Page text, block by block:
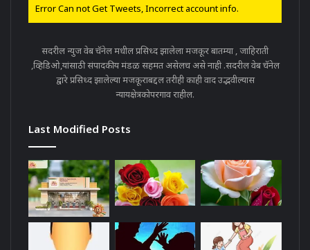
Error Can not Get Tweets, Incorrect account info.
सदरील न्युज वेब चॅनेल मधील प्रसिध्द झालेला मजकूर बातम्या , जाहिराती
,व्हिडिओ,यांसाठी संपादकीय मंडळ सहमत असेलच असे नाही .सदरील वेब चॅनेल
द्वारे प्रसिध्द झालेल्या मजकूराबद्दल तरीही काही वाद उद्भवील्यास
न्यायक्षेत्रकोपरगाव राहील.
Last Modified Posts